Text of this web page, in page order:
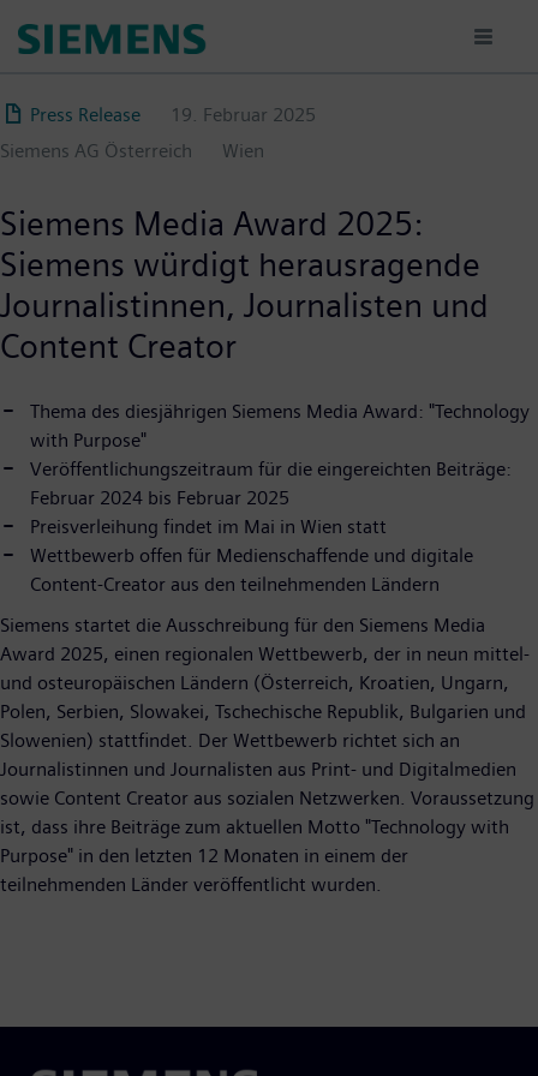
zum
Press Release
19. Februar 2025
Siemens AG Österreich
Wien
Siemens Media Award 2025:
Siemens würdigt herausragende
Journalistinnen, Journalisten und
Content Creator
Thema des diesjährigen Siemens Media Award: "Technology
with Purpose"
Veröffentlichungszeitraum für die eingereichten Beiträge:
Februar 2024 bis Februar 2025
Preisverleihung findet im Mai in Wien statt
Wettbewerb offen für Medienschaffende und digitale
Content-Creator aus den teilnehmenden Ländern
Siemens startet die Ausschreibung für den Siemens Media
Award 2025, einen regionalen Wettbewerb, der in neun mittel-
und osteuropäischen Ländern (Österreich, Kroatien, Ungarn,
Polen, Serbien, Slowakei, Tschechische Republik, Bulgarien und
Slowenien) stattfindet. Der Wettbewerb richtet sich an
Journalistinnen und Journalisten aus Print- und Digitalmedien
sowie Content Creator aus sozialen Netzwerken. Voraussetzung
ist, dass ihre Beiträge zum aktuellen Motto "Technology with
Purpose" in den letzten 12 Monaten in einem der
teilnehmenden Länder veröffentlicht wurden.